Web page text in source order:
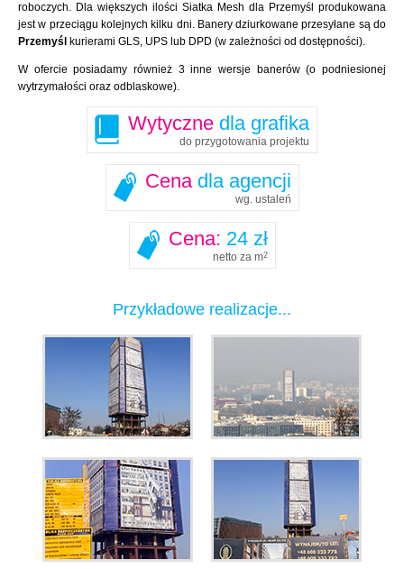
roboczych. Dla większych ilości Siatka Mesh dla Przemyśl produkowana
jest w przeciągu kolejnych kilku dni. Banery dziurkowane przesyłane są do
Przemyśl kurierami GLS, UPS lub DPD (w zależności od dostępności).
W ofercie posiadamy również 3 inne wersje banerów (o podniesionej
wytrzymałości oraz odblaskowe).
Wytyczne dla grafika
do przygotowania projektu
Cena dla agencji
wg. ustaleń
Cena: 24 zł
netto za m2
Przykładowe realizacje...